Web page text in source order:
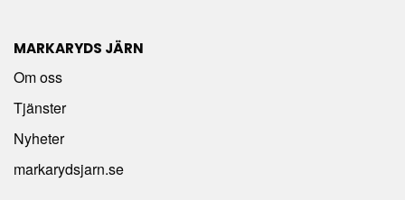
MARKARYDS JÄRN
Om oss
Tjänster
Nyheter
markarydsjarn.se